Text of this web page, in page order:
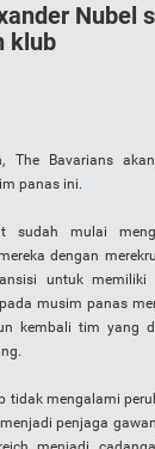
Nubel
klub
The Bavarians
panas ini.
sudah mulai
dengan
untuk
musim panas
kembali tim yang
tidak mengalami
penjaga